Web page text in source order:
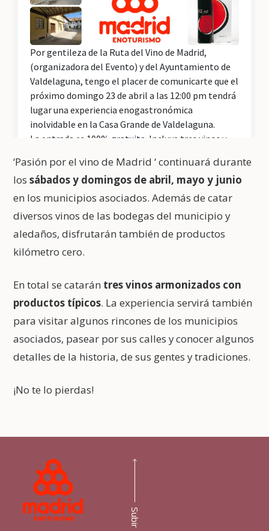
‘Pasión por el vino de Madrid ‘ continuará durante
lossábados y domingos de abril, mayo y junio
en los municipios asociados. Además de catar
diversos vinos de las bodegas del municipio y
aledaños, disfrutarán también de productos
kilómetro cero.
En total se catarán tres vinos armonizados con
productos típicos. La experiencia servirá también
para visitar algunos rincones de los municipios
asociados, pasear por sus calles y conocer algunos
detalles de la historia, de sus gentes y tradiciones.
¡No te lo pierdas!
Subir